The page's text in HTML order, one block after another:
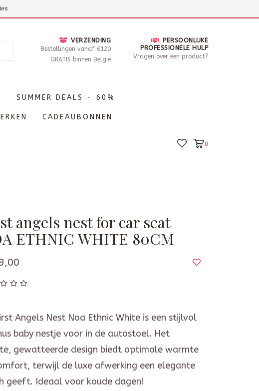
Dinsdag - Zaterdag open van 10 - 17u30
VERZENDING
Bestellingen vanaf €120
GRATIS binnen België
PERSOONLIJKE
PROFESSIONELE HULP
Vragen over een product?
SUMMER DEALS - 60%
CADEAUBONNEN
0
angels nest for car seat
ETHNIC WHITE 80CM
Angels Nest Noa Ethnic White is een stijlvol
baby nestje voor in de autostoel. Het
gewatteerde design biedt optimale warmte
terwijl de luxe afwerking een elegante
geeft. Ideaal voor koude dagen!